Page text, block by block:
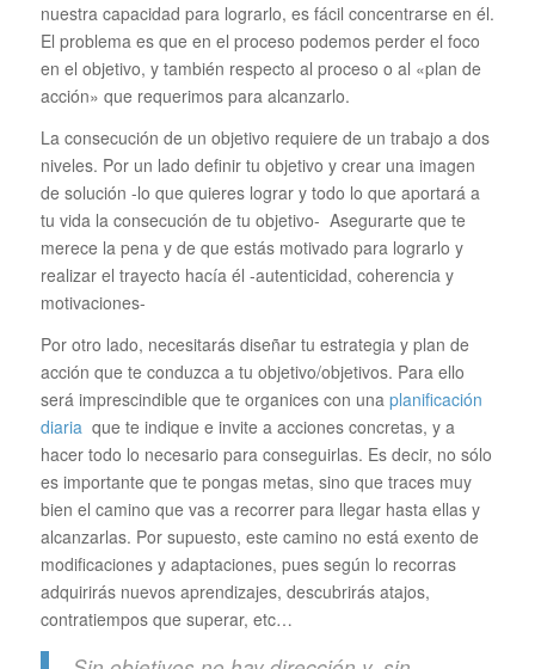
nuestra capacidad para lograrlo, es fácil concentrarse en él.
El problema es que en el proceso podemos perder el foco
en el objetivo, y también respecto al proceso o al «plan de
acción» que requerimos para alcanzarlo.
La consecución de un objetivo requiere de un trabajo a dos
niveles. Por un lado definir tu objetivo y crear una imagen
de solución -lo que quieres lograr y todo lo que aportará a
tu vida la consecución de tu objetivo- Asegurarte que te
merece la pena y de que estás motivado para lograrlo y
realizar el trayecto hacía él -autenticidad, coherencia y
motivaciones-
Por otro lado, necesitarás diseñar tu estrategia y plan de
acción que te conduzca a tu objetivo/objetivos. Para ello
será imprescindible que te organices con una planificación
diaria que te indique e invite a acciones concretas, y a
hacer todo lo necesario para conseguirlas. Es decir, no sólo
es importante que te pongas metas, sino que traces muy
bien el camino que vas a recorrer para llegar hasta ellas y
alcanzarlas. Por supuesto, este camino no está exento de
modificaciones y adaptaciones, pues según lo recorras
adquirirás nuevos aprendizajes, descubrirás atajos,
contratiempos que superar, etc…